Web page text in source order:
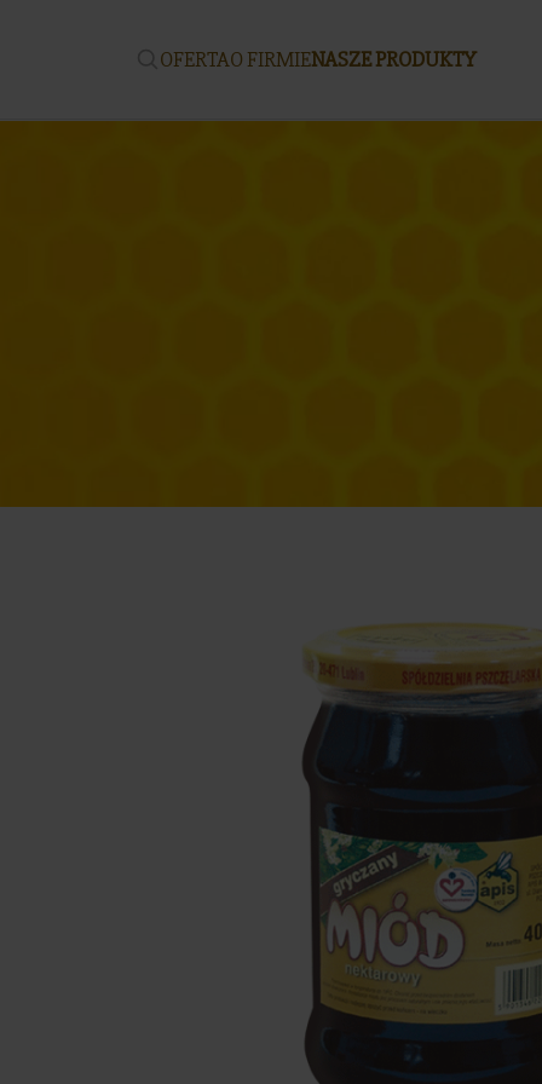
OFERTAO FIRMIENASZE PRODUKTY